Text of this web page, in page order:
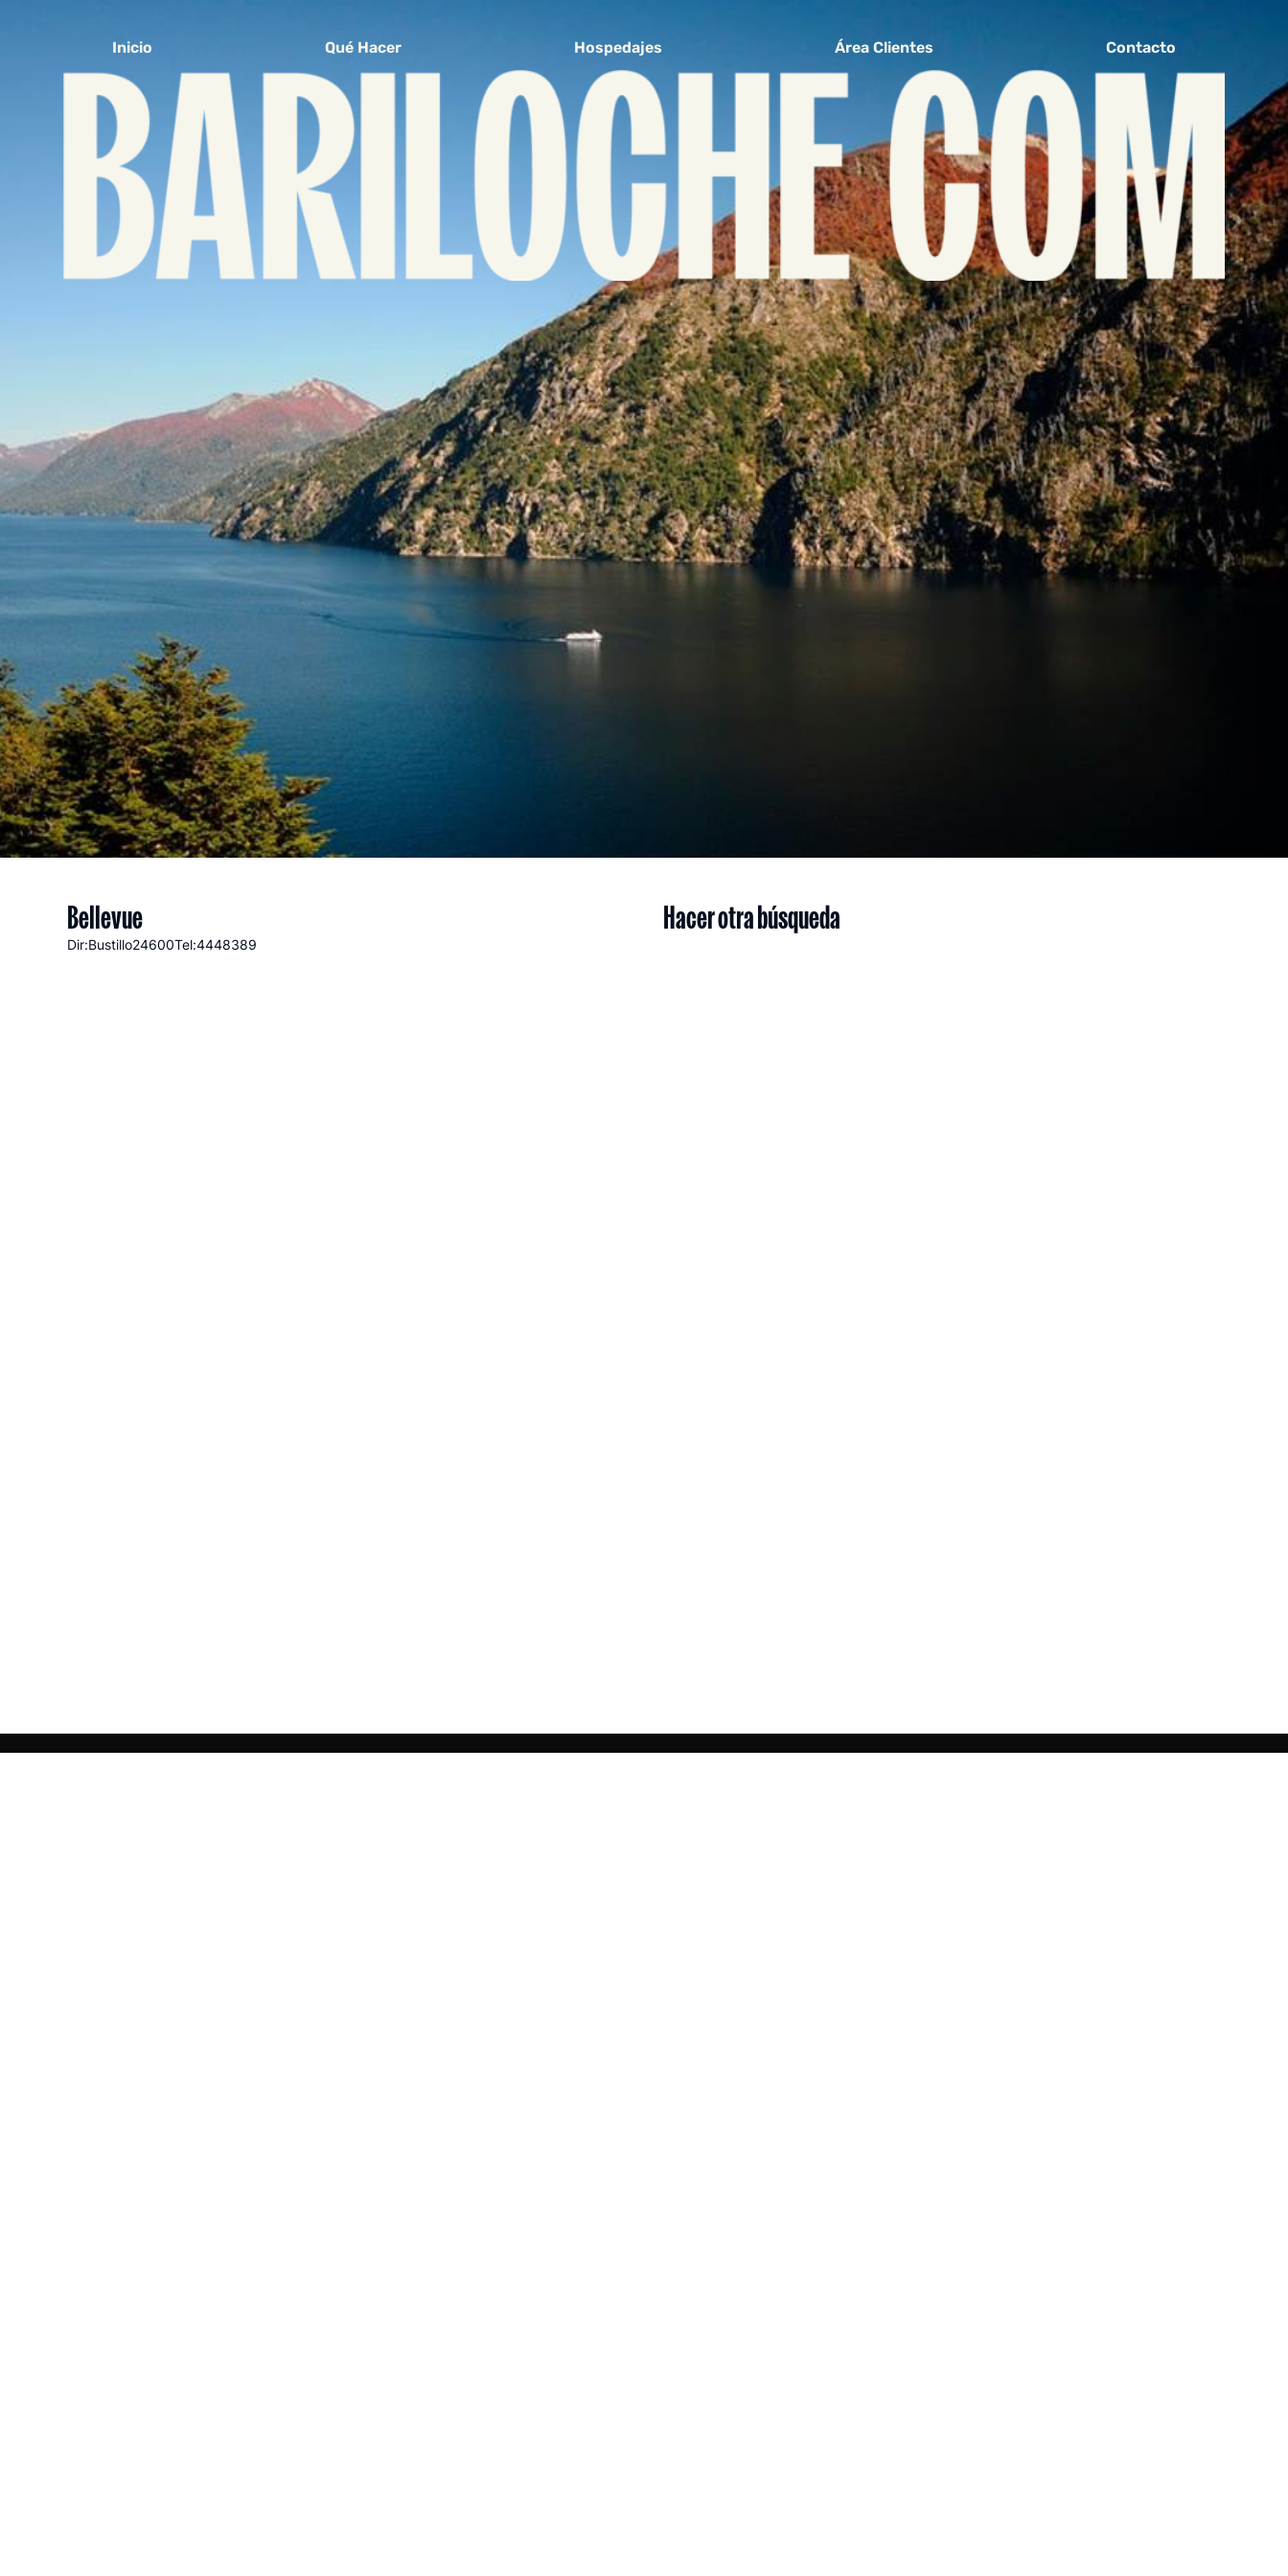
Inicio Qué Hacer Hospedajes Área Clientes Contacto
Bellevue
Dir:Bustillo24600Tel:4448389
Hacer otra búsqueda